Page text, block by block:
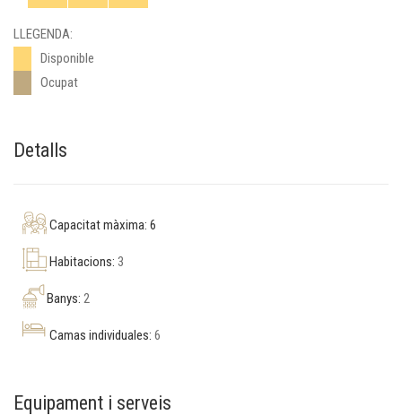
LLEGENDA:
Disponible
Ocupat
Detalls
Capacitat màxima: 6
Habitacions: 3
Banys: 2
Camas individuales: 6
Equipament i serveis